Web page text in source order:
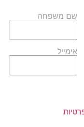
שם משפחה
אימייל